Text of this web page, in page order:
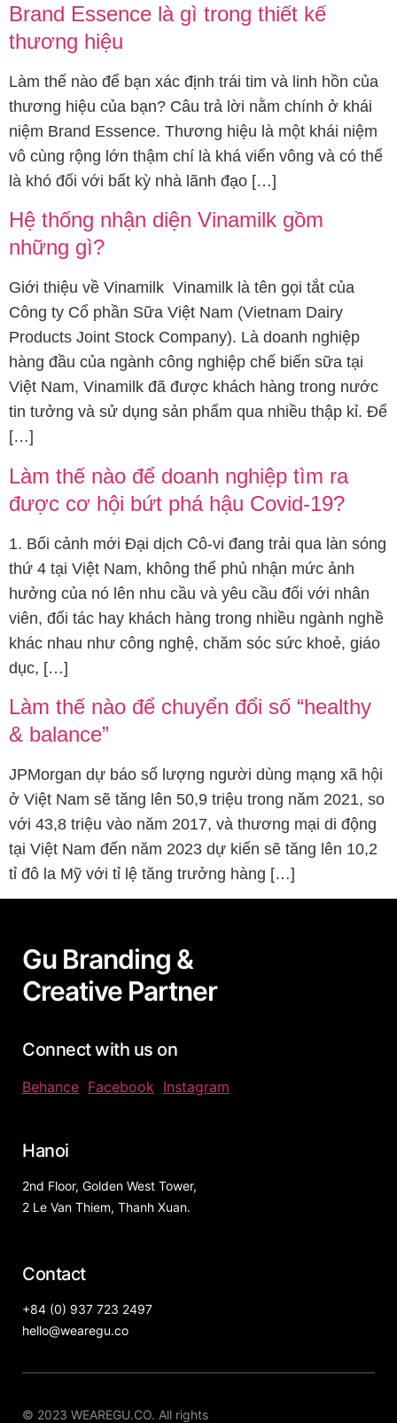
Brand Essence là gì trong thiết kế
thương hiệu
Làm thế nào để bạn xác định trái tim và linh hồn của
thương hiệu của bạn? Câu trả lời nằm chính ở khái
niệm Brand Essence. Thương hiệu là một khái niệm
vô cùng rộng lớn thậm chí là khá viển vông và có thể
là khó đối với bất kỳ nhà lãnh đạo […]
Hệ thống nhận diện Vinamilk gồm
những gì?
Giới thiệu về Vinamilk Vinamilk là tên gọi tắt của
Công ty Cổ phần Sữa Việt Nam (Vietnam Dairy
Products Joint Stock Company). Là doanh nghiệp
hàng đầu của ngành công nghiệp chế biến sữa tại
Việt Nam, Vinamilk đã được khách hàng trong nước
tin tưởng và sử dụng sản phẩm qua nhiều thập kỉ. Để
[…]
Làm thế nào để doanh nghiệp tìm ra
được cơ hội bứt phá hậu Covid-19?
1. Bối cảnh mới Đại dịch Cô-vi đang trải qua làn sóng
thứ 4 tại Việt Nam, không thể phủ nhận mức ảnh
hưởng của nó lên nhu cầu và yêu cầu đối với nhân
viên, đối tác hay khách hàng trong nhiều ngành nghề
khác nhau như công nghệ, chăm sóc sức khoẻ, giáo
dục, […]
Làm thế nào để chuyển đổi số “healthy
& balance”
JPMorgan dự báo số lượng người dùng mạng xã hội
ở Việt Nam sẽ tăng lên 50,9 triệu trong năm 2021, so
với 43,8 triệu vào năm 2017, và thương mại di động
tại Việt Nam đến năm 2023 dự kiến sẽ tăng lên 10,2
tỉ đô la Mỹ với tỉ lệ tăng trưởng hàng […]
Gu Branding &
Creative Partner
Connect with us on
Behance Facebook Instagram
Hanoi
2nd Floor, Golden West Tower,
2 Le Van Thiem, Thanh Xuan.
Contact
+84 (0) 937 723 2497
hello@wearegu.co​
© 2023 WEAREGU.CO. All rights